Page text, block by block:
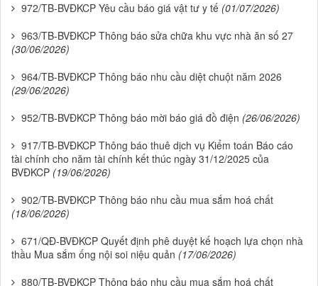
972/TB-BVĐKCP Yêu cầu báo giá vật tư y tế (01/07/2026)
963/TB-BVĐKCP Thông báo sửa chữa khu vực nhà ăn số 27
(30/06/2026)
964/TB-BVĐKCP Thông báo nhu cầu diệt chuột năm 2026
(29/06/2026)
952/TB-BVĐKCP Thông báo mời báo giá đồ điện (26/06/2026)
917/TB-BVĐKCP Thông báo thuê dịch vụ Kiểm toán Báo cáo
tài chính cho năm tài chính kết thúc ngày 31/12/2025 của
BVĐKCP (19/06/2026)
902/TB-BVĐKCP Thông báo nhu cầu mua sắm hoá chất
(18/06/2026)
671/QĐ-BVĐKCP Quyết định phê duyệt kế hoạch lựa chọn nhà
thầu Mua sắm ống nội soi niệu quản (17/06/2026)
880/TB-BVĐKCP Thông báo nhu cầu mua sắm hoá chất